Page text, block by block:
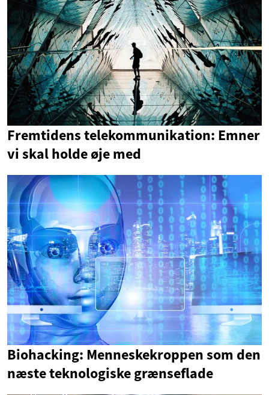
Fremtidens telekommunikation: Emner
vi skal holde øje med
Biohacking: Menneskekroppen som den
næste teknologiske grænseflade